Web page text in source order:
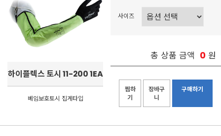
하이플렉스 토시 11-200 1EA
베임보호토시 집게타입
사이즈
총 상품 금액 0 원
찜하
기
장바구
니
구매하기